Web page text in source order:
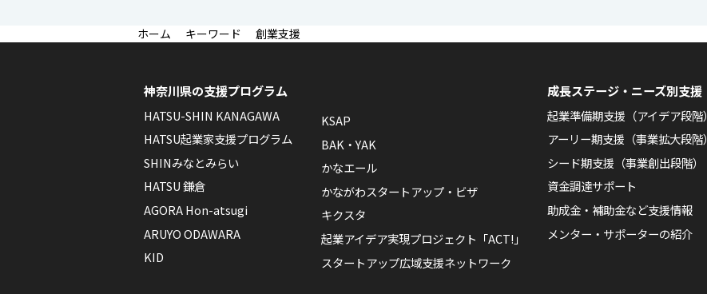
キーワード 創業支援
神奈川県の支援プログラム
HATSU-SHIN KANAGAWA
HATSU起業家支援プログラム
SHINみなとみらい
HATSU 鎌倉
AGORA Hon-atsugi
ARUYO ODAWARA
KID
KSAP
BAK・YAK
かなエール
かながわスタートアップ・ビザ
キクスタ
起業アイデア実現プロジェクト「ACT!」
スタートアップ広域支援ネットワーク
成長ステージ・ニーズ別支援
起業準備期支援（アイデア段階）
アーリー期支援（事業拡大段階）
シード期支援（事業創出段階）
資金調達サポート
助成金・補助金など支援情報
メンター・サポーターの紹介